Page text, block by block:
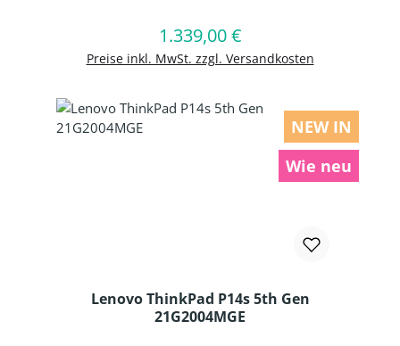
Regulärer Preis:
1.339,00 €
Preise inkl. MwSt. zzgl. Versandkosten
In den Warenkorb
NEW IN
Wie neu
Lenovo ThinkPad P14s 5th Gen
21G2004MGE